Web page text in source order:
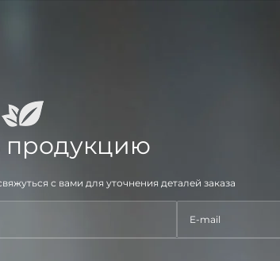
продукцию
с вами для уточнения деталей заказа